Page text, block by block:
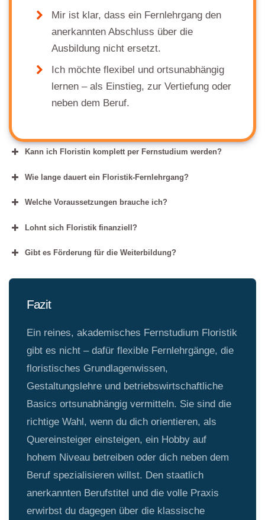
Mir ist klar, dass ein Fernlehrgang den
anerkannten Abschluss über die
Ausbildung nicht ersetzt.
Ich möchte flexibel und ortsunabhängig
lernen – als Einstieg, zur Vertiefung oder
neben dem Beruf.
Kann ich Floristin komplett per Fernstudium werden?
Wie lange dauert ein Floristik-Fernlehrgang?
Welche Voraussetzungen brauche ich?
Lohnt sich Floristik finanziell?
Gibt es Förderung für die Weiterbildung?
Fazit
Ein reines, akademisches Fernstudium Floristik
gibt es nicht – dafür flexible Fernlehrgänge, die
floristisches Grundlagenwissen,
Gestaltungslehre und betriebswirtschaftliche
Basics ortsunabhängig vermitteln. Sie sind die
richtige Wahl, wenn du dich orientieren, als
Quereinsteiger einsteigen, ein Hobby auf
hohem Niveau betreiben oder dich neben dem
Beruf spezialisieren willst. Den staatlich
anerkannten Berufstitel und die volle Praxis
erwirbst du dagegen über die klassische